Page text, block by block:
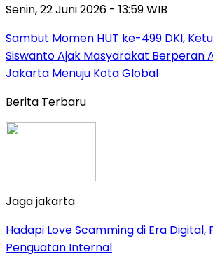
Senin, 22 Juni 2026 - 13:59 WIB
Sambut Momen HUT ke-499 DKI,
Siswanto Ajak Masyarakat Berperan
Jakarta Menuju Kota Global
Berita Terbaru
Jaga jakarta
Hadapi Love Scamming di Era Digital,
Penguatan Internal